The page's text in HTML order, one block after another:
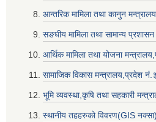
आन्तरिक मामिला तथा कानुन
सङघीय मामिला तथा सामान्य
आर्थिक मामिला तथा योजना
सामाजिक विकास मन्त्रालय,प्रदेश नं‌‍‌‍.३
भूमि व्यवस्था,कृषि तथा सहकारी
स्थानीय तहहरुको विवरण(GIS नक्सा)